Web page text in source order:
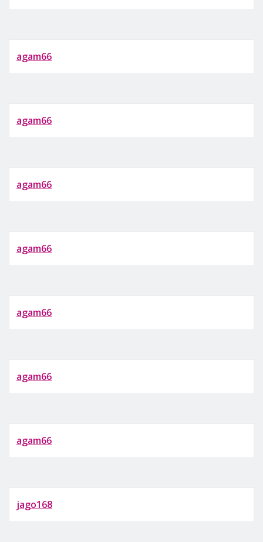
agam66
agam66
agam66
agam66
agam66
agam66
agam66
jago168